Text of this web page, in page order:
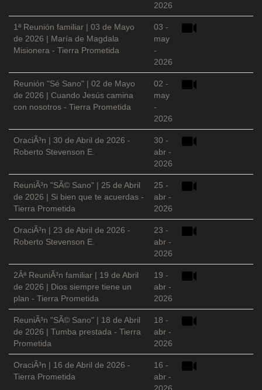
2026
1ª Reunión familiar | 03 de Mayo
de 2026 | María de Magdala
Misionera - Tierra Prometida
03 -
may
-
2026
Reunión "Sé Sano" | 02 de Mayo
de 2026 | Cuando Jesús camina
con nosotros - Tierra Prometida
02 -
may
-
2026
OraciÃ³n | 30 de Abril de 2026 -
Roberto Stevenson E.
30 -
abr -
2026
ReuniÃ³n "SÃ© Sano" | 25 de Abril
de 2026 | Si bien que te acuerdas -
Tierra Prometida
25 -
abr -
2026
OraciÃ³n | 23 de Abril de 2026 -
Roberto Stevenson E.
23 -
abr -
2026
2Âª ReuniÃ³n familiar | 19 de Abril
de 2026 | Dios siempre tiene un
plan - Tierra Prometida
19 -
abr -
2026
ReuniÃ³n "SÃ© Sano" | 18 de Abril
de 2026 | Tumba prestada - Tierra
Prometida
18 -
abr -
2026
OraciÃ³n | 16 de Abril de 2026 -
Tierra Prometida
16 -
abr -